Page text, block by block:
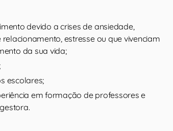
devido a crises de ansiedade,
estresse ou que vivenciam
da sua vida;
escolares;
em formação de professores e